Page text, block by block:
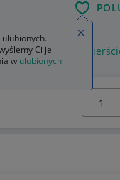
obrączka
Wybierz
Ci je
w ulubionych
Zamknij